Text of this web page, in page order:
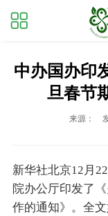
中办国办印
旦春节
来源：
新华社北京12月
院办公厅印发了
作的通知》。全文